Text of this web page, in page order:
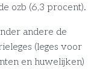
ozb (6,3 procent).
andere de
(leges voor
en huwelijken)